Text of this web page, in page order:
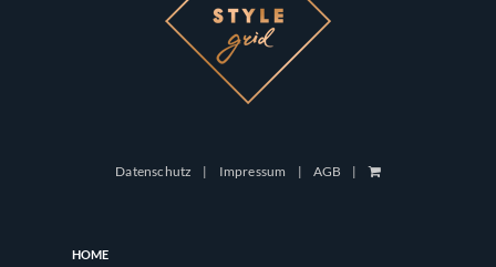
Datenschutz Impressum AGB
HOME